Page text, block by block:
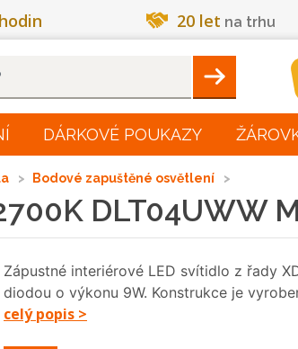
20 let na trhu
Hleadat
DÁRKOVÉ POUKAZY
Bodové zapuštěné osvětlení
DLT04UWW
Zápustné interiérové LED svítidlo z řady
diodou o výkonu 9W. Konstrukce je
celý popis >